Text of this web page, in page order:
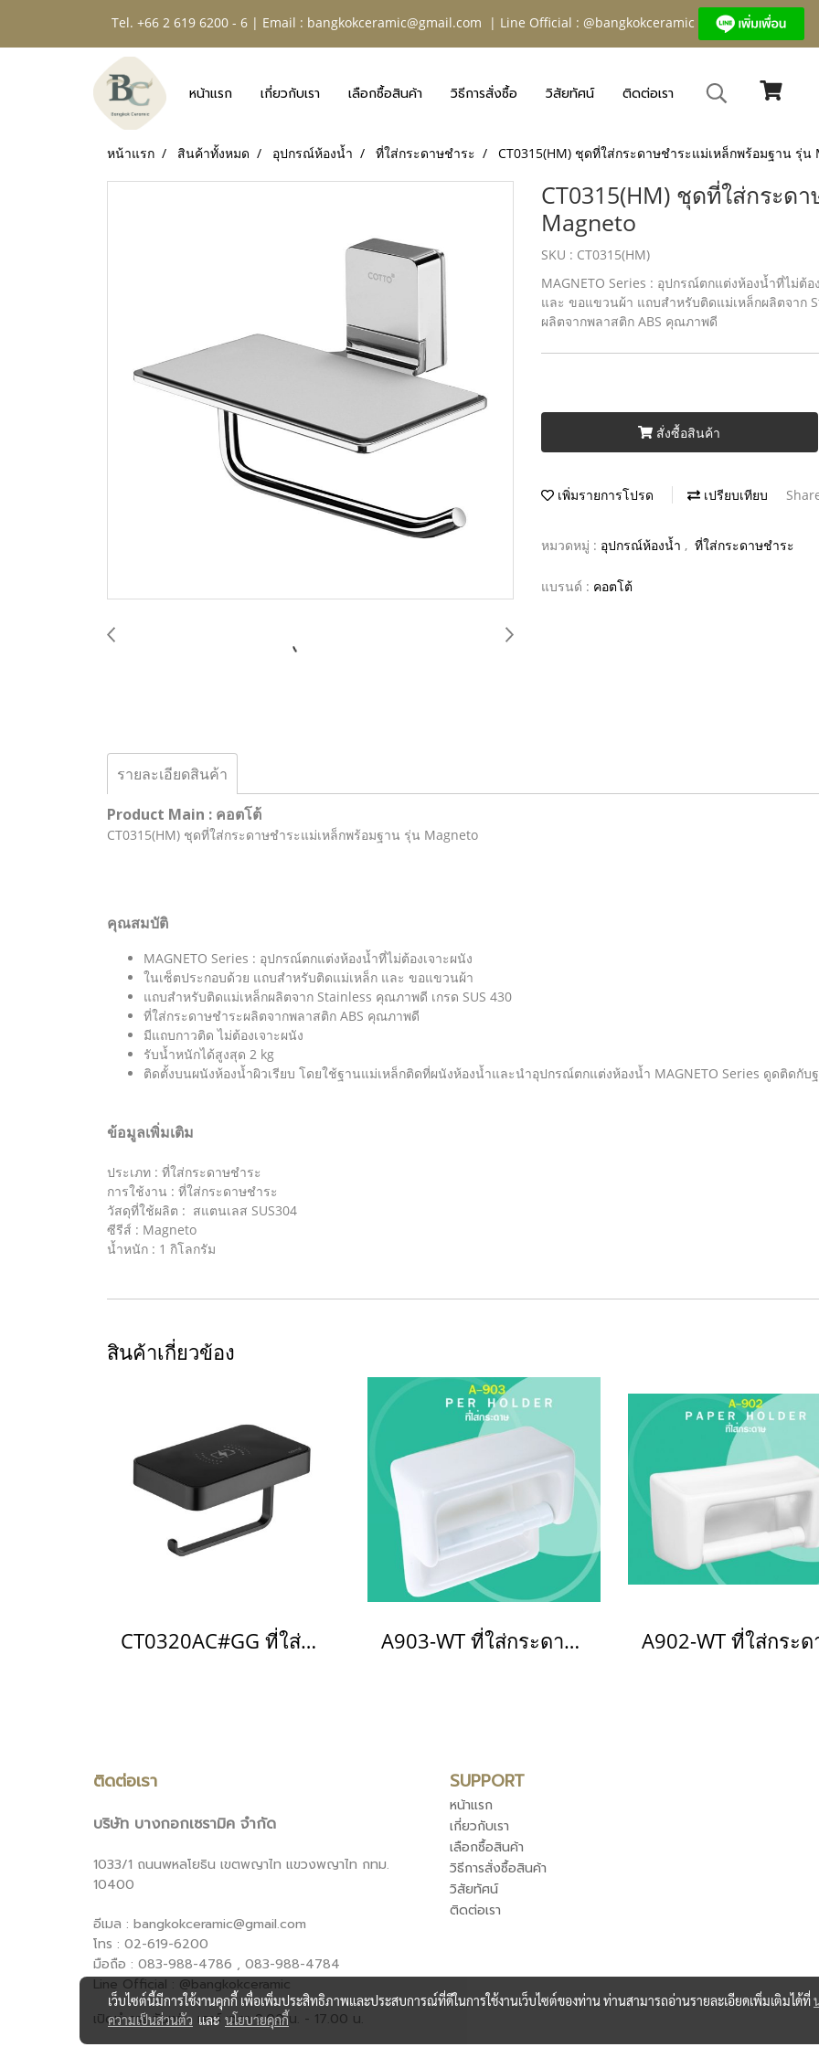
Tel. +66 2 619 6200 - 6 | Email : bangkokceramic@gmail.com | Line Official : @bangkokceramic
หน้าแรก เกี่ยวกับเรา เลือกซื้อสินค้า วิธีการสั่งซื้อ วิสัยทัศน์ ติดต่อเรา
หน้าแรก สินค้าทั้งหมด อุปกรณ์ห้องน้ำ ที่ใส่กระดาษชำระ CT0315(HM) ชุดที่ใส่กระดาษชำระแม่เหล็กพร้อมฐาน รุ่น
CT0315(HM) ชุดที่ใส่กระด
Magneto
SKU : CT0315(HM)
MAGNETO Series : อุปกรณ์ตกแต่งห้องน้ำที่ไม่ต้
และ ขอแขวนผ้า แถบสำหรับติดแม่เหล็กผลิตจาก
ผลิตจากพลาสติก ABS คุณภาพดี
สั่งซื้อสินค้า
เพิ่มรายการโปรด เปรียบเทียบ
หมวดหมู่ : อุปกรณ์ห้องน้ำ , ที่ใส่กระดาษชำระ
แบรนด์ : คอตโต้
รายละเอียดสินค้า
Product Main : คอตโต้
CT0315(HM) ชุดที่ใส่กระดาษชำระแม่เหล็กพร้อมฐาน รุ่น Magneto
คุณสมบัติ
MAGNETO Series : อุปกรณ์ตกแต่งห้องน้ำที่ไม่ต้องเจาะผนัง
ในเซ็ตประกอบด้วย แถบสำหรับติดแม่เหล็ก และ ขอแขวนผ้า
แถบสำหรับติดแม่เหล็กผลิตจาก Stainless คุณภาพดี เกรด SUS 430
ที่ใส่กระดาษชำระผลิตจากพลาสติก ABS คุณภาพดี
มีแถบกาวติด ไม่ต้องเจาะผนัง
รับน้ำหนักได้สูงสุด 2 kg
ติดตั้งบนผนังห้องน้ำผิวเรียบ โดยใช้ฐานแม่เหล็กติดที่ผนังห้องน้ำและนำอุปกรณ์ตกแต่งห้องน้ำ MAGNETO Series ดูดติดกั
ข้อมูลเพิ่มเติม
ประเภท : ที่ใส่กระดาษชำระ
การใช้งาน : ที่ใส่กระดาษชำระ
วัสดุที่ใช้ผลิต : สแตนเลส SUS304
ซีรีส์ : Magneto
น้ำหนัก : 1 กิโลกรัม
สินค้าเกี่ยวข้อง
CT0320AC#GG ที่ใส่กระดาษทิชชู่พร้อมที่ชาร์จไฟ รุ่น LENZO A903-WT ที่ใส่กระดาษ สีขาว
ติดต่อเรา
บริษัท บางกอกเซรามิค จำกัด
1033/1 ถนนพหลโยธิน เขตพญาไท แขวงพญาไท กทม.
10400
อีเมล : bangkokceramic@gmail.com
โทร : 02-619-6200
มือถือ : 083-988-4786 , 083-988-4784
Line Official : @bangkokceramic
เปิดทำการ จันทร์ - เสาร์ เวลา 9.00 น. - 17.00 น.
SUPPORT
หน้าแรก
เกี่ยวกับเรา
เลือกซื้อสินค้า
วิธีการสั่งซื้อสินค้า
วิสัยทัศน์
ติดต่อเรา
เว็บไซต์นี้มีการใช้งานคุกกี้ เพื่อเพิ่มประสิทธิภาพและประสบการณ์ที่ดีในการใช้งานเว็บไซต์ของท่าน ท่านสามารถอ่านรายละเอียดเพิ่มเติมได้ที่
ความเป็นส่วนตัว และ นโยบายคุกกี้